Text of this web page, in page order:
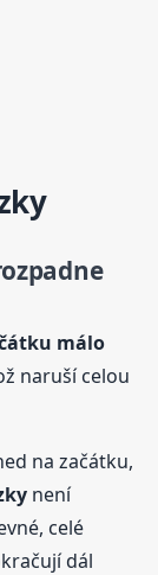
málo
naruší celou
na začátku,
není
celé
dál